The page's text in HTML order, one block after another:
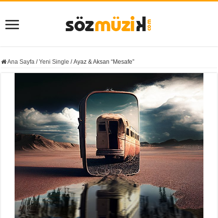
Ana Sayfa / Yeni Single / Ayaz & Aksan “Mesafe”